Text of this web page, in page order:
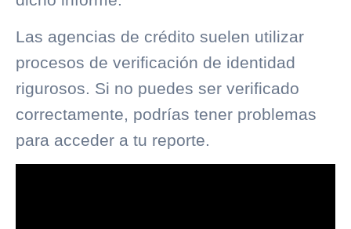
Las agencias de crédito suelen utilizar
procesos de verificación de identidad
rigurosos. Si no puedes ser verificado
correctamente, podrías tener problemas
para acceder a tu reporte.